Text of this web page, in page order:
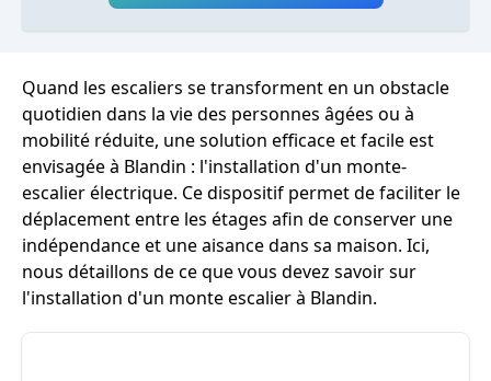
Quand les escaliers se transforment en un obstacle
quotidien dans la vie des personnes âgées ou à
mobilité réduite, une solution efficace et facile est
envisagée à Blandin : l'installation d'un monte-
escalier électrique. Ce dispositif permet de faciliter le
déplacement entre les étages afin de conserver une
indépendance et une aisance dans sa maison. Ici,
nous détaillons de ce que vous devez savoir sur
l'installation d'un monte escalier à Blandin.